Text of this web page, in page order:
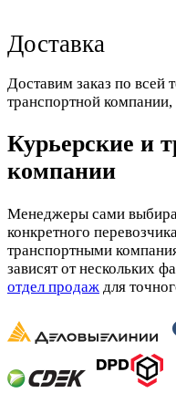
Доставка
Доставим заказ по
транспортной
Курьерские и
компании
Менеджеры сами
конкретного
транспортными
зависят от нескольких
отдел продаж для